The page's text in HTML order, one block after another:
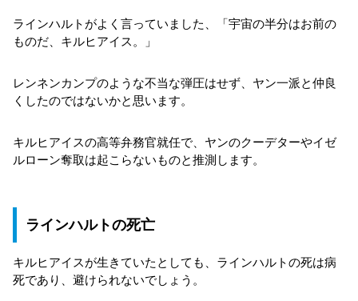
ラインハルトがよく言っていました、「宇宙の半分はお前の
ものだ、キルヒアイス。」
レンネンカンプのような不当な弾圧はせず、ヤン一派と仲良
くしたのではないかと思います。
キルヒアイスの高等弁務官就任で、ヤンのクーデターやイゼ
ルローン奪取は起こらないものと推測します。
ラインハルトの死亡
キルヒアイスが生きていたとしても、ラインハルトの死は病
死であり、避けられないでしょう。